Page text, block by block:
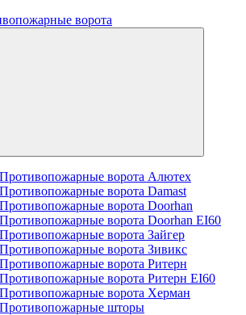
ворота
Противопожарные ворота Алютех
Противопожарные ворота Damast
Противопожарные ворота Doorhan
Противопожарные ворота Doorhan EI60
Противопожарные ворота Зайгер
Противопожарные ворота Зивикс
Противопожарные ворота Ритерн
Противопожарные ворота Ритерн EI60
Противопожарные ворота Херман
Противопожарные шторы